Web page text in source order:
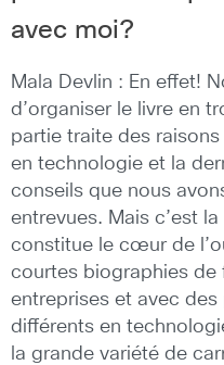
avec moi?
Mala Devlin : En effet!
d’organiser le livre en
partie traite des
en technologie et la
conseils que nous
entrevues. Mais c’est
constitue le cœur de
courtes biographies de
entreprises et avec
différents en
la grande variété de